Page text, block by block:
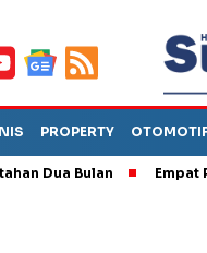
PROPERTY OTOMOTIF
Bulan Empat